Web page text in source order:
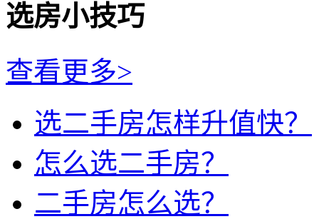
选房小技巧
查看更多>
选二手房怎样升值快？
怎么选二手房？
二手房怎么选？